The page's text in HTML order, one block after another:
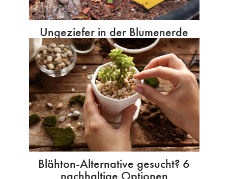
Ungeziefer in der Blumenerde
Blähton-Alternative gesucht? 6
nachhaltige Optionen